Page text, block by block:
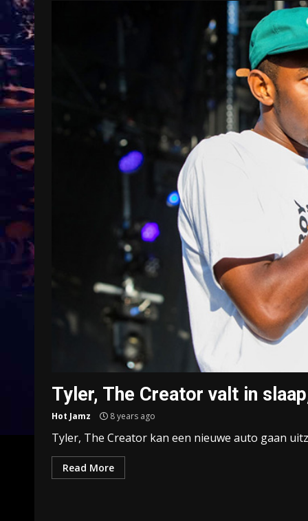
Tyler, The Creator valt in
Hot Jamz 8 years ago
Tyler, The Creator kan een nieuwe auto gaan
Read More
Treinkaartjes worden duurder,
abonnementen verdwijnen